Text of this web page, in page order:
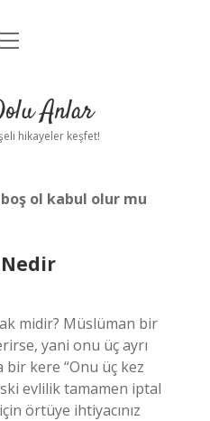
UyarıAnlar
hikayeler keşfet!
ol kabul olur mu
Nedir
midir? Müslüman bir
yani onu üç ayrı
kere “Onu üç kez
evlilik tamamen iptal
örtüye ihtiyacınız